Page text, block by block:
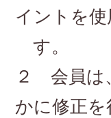
イントを
す。
２ 会員は
かに修正